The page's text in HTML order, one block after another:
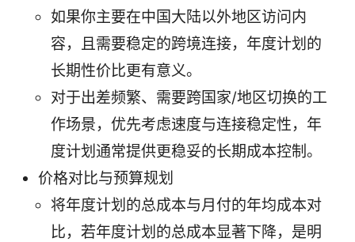
如果你主要在中国大陆以外地区访问内
容，且需要稳定的跨境连接，年度计划的
长期性价比更有意义。
对于出差频繁、需要跨国家/地区切换的工
作场景，优先考虑速度与连接稳定性，年
度计划通常提供更稳妥的长期成本控制。
价格对比与预算规划
将年度计划的总成本与月付的年均成本对
比，若年度计划的总成本显著下降，是明